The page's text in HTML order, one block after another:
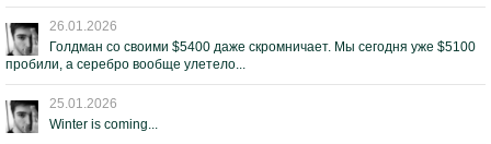
26.01.2026
Голдман со своими $5400 даже скромничает. Мы сегодня уже $5100
пробили, а серебро вообще улетело...
25.01.2026
Winter is coming...